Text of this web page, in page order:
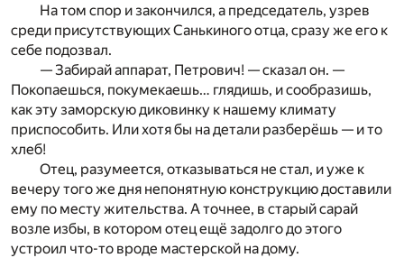
На том спор и закончился, а председатель, узрев
среди присутствующих Санькиного отца, сразу же его к
себе подозвал.
— Забирай аппарат, Петрович! — сказал он. —
Покопаешься, покумекаешь… глядишь, и сообразишь,
как эту заморскую диковинку к нашему климату
приспособить. Или хотя бы на детали разберёшь — и то
хлеб!
Отец, разумеется, отказываться не стал, и уже к
вечеру того же дня непонятную конструкцию доставили
ему по месту жительства. А точнее, в старый сарай
возле избы, в котором отец ещё задолго до этого
устроил что-то вроде мастерской на дому.